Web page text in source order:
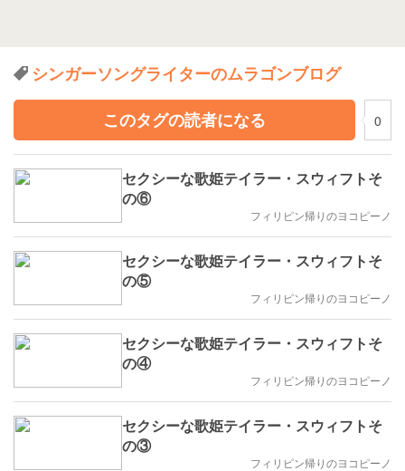
シンガーソングライターのムラゴンブログ
このタグの読者になる
0
セクシーな歌姫テイラー・スウィフトそ
の⑥
フィリピン帰りのヨコピーノ
セクシーな歌姫テイラー・スウィフトそ
の⑤
フィリピン帰りのヨコピーノ
セクシーな歌姫テイラー・スウィフトそ
の④
フィリピン帰りのヨコピーノ
セクシーな歌姫テイラー・スウィフトそ
の③
フィリピン帰りのヨコピーノ